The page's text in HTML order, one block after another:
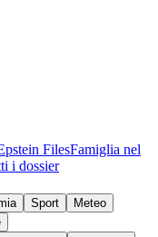
FilesFamiglia nel
i dossier
Sport
Meteo